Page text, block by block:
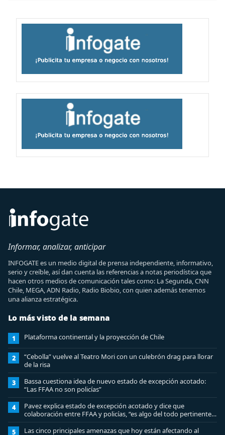
Informar, analizar, anticipar
INFOGATE es un medio digital de prensa independiente, informativo,
serio y creíble, así dan cuenta las referencias a notas periodística que
hacen otros medios de comunicación tales como: La Segunda, CNN
Chile, MEGA, ADN Radio, Radio Biobio, con quien además tenemos
una alianza estratégica.
Lo más visto de la semana
1 Plataforma continental y la proyección de Chile
2
“Cebolla” vuelve al Teatro Mori con un culebrón drag para llorar
de la risa
3
Bassa cuestiona idea de nuevo estado de excepción acotado:
“Las FFAA no son policías”
4
Pavez explica estado de excepción acotado y dice que
colaboración entre FFAA y policías, “es algo del todo pertinente
analizar”
5
Las cinco principales amenazas que hoy están afectando al